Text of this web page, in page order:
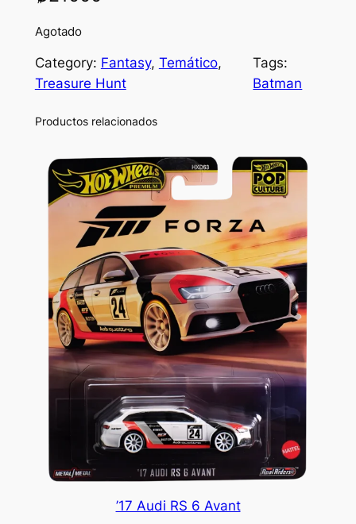
Agotado
Category: Fantasy, Temático
Treasure Hunt
Tags:
Batman
Productos relacionados
’17 Audi RS 6 Avant